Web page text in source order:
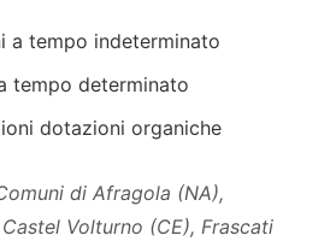
a tempo indeterminato
tempo determinato
dotazioni organiche
di Afragola (NA),
Volturno (CE), Frascati